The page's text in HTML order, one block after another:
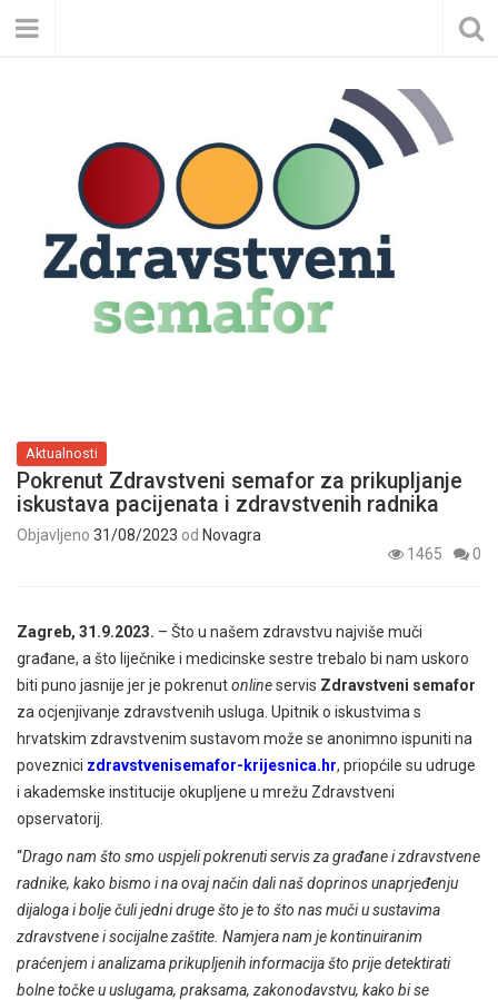
Aktualnosti
Pokrenut Zdravstveni semafor za prikupljanje
iskustava pacijenata i zdravstvenih radnika
Objavljeno 31/08/2023 od Novagra
1465
0
Zagreb, 31.9.2023. – Što u našem zdravstvu najviše muči
građane, a što liječnike i medicinske sestre trebalo bi nam uskoro
biti puno jasnije jer je pokrenutonlineservis Zdravstveni semafor
za ocjenjivanje zdravstvenih usluga. Upitnik o iskustvima s
hrvatskim zdravstvenim sustavom može se anonimno ispuniti na
poveznici zdravstvenisemafor-krijesnica.hr, priopćile su udruge
i akademske institucije okupljene u mrežu Zdravstveni
opservatorij.
“Drago nam što smo uspjeli pokrenuti servis za građane i zdravstvene
radnike, kako bismo i na ovaj način dali naš doprinos unaprjeđenju
dijaloga i bolje čuli jedni druge što je to što nas muči u sustavima
zdravstvene i socijalne zaštite. Namjera nam je kontinuiranim
praćenjem i analizama prikupljenih informacija što prije detektirati
bolne točke u uslugama, praksama, zakonodavstvu, kako bi se